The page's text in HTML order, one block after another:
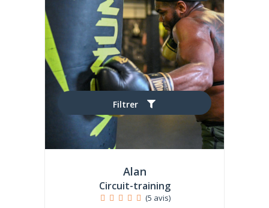
Filtrer
Alan
Circuit-training
(5 avis)